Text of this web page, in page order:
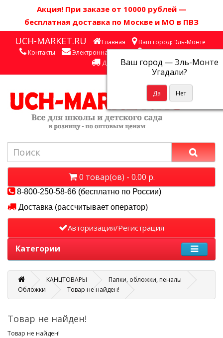
Акция! При заказе от 10000 рублей —
бесплатная доставка по Москве и МО в ПВЗ
UCH-MARKET.RU Главная Ваш город: Эль-Монте
Ваш город —Эль-Монте
Угадали?
Контакты Электронная почта
Личный кабинет
Доставка
0 товар(ов) - 0.00 р.
8-800-250-58-66 (бесплатно по России)
Доставка (рассчитывает оператор)
Авторизация/Регистрация
Категории
КАНЦТОВАРЫ
Папки, обложки, пеналы
Обложки
Товар не найден!
Товар не найден!
Товар не найден!